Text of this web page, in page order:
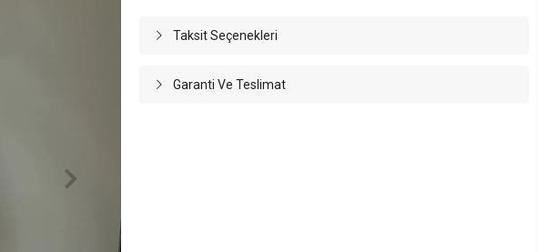
Taksit Seçenekleri
Garanti Ve Teslimat